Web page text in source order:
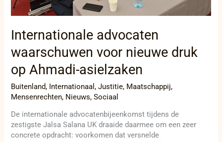
Internationale advocaten
waarschuwen voor nieuwe druk
op Ahmadi-asielzaken
Buitenland, Internationaal ,Justitie, Maatschappij,
Mensenrechten, Nieuws,Sociaal
De internationale advocatenbijeenkomst tijdens de
zestigste Jalsa Salana UK draaide daarmee om een zeer
concrete opdracht: voorkomen dat versnelde